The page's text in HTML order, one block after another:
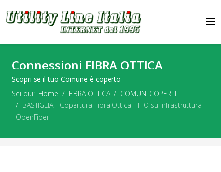
Connessioni FIBRA OTTICA
Scopri se il tuo Comune è coperto
Sei qui: Home FIBRA OTTICA
COMUNI COPERTI
BASTIGLIA - Copertura Fibra Ottica FTTO su infrastruttura
OpenFiber